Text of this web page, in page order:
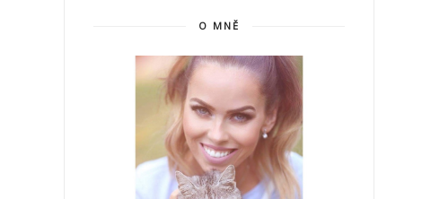
O MNĚ